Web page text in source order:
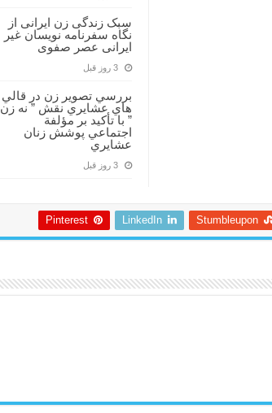
سبک زندگی زن ایرانی از
نگاه سفرنامه نویسان غیر
ایرانی عصر صفوی
3 روز قبل
بررسي تصوير زن در قالي
هاي عشايري نقش ” نه زن
” با تأكيد بر مؤلفة
اجتماعي پوشش زنان
عشايري
3 روز قبل
Stumbleupon
LinkedIn
Pinterest